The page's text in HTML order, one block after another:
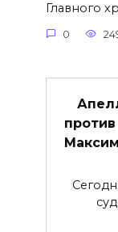
Главного
0